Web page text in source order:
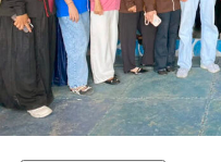
Sulawesi Utara. Skor ini
ditetapkan dan
satu-satunya daerah di
menembus kategori
di Gorontalo masih